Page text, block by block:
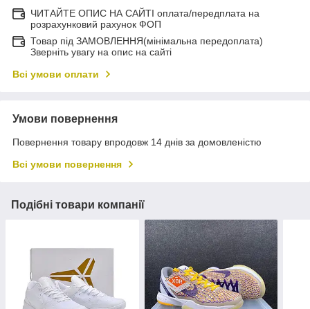
ЧИТАЙТЕ ОПИС НА САЙТІ оплата/передплата на
розрахунковий рахунок ФОП
Товар під ЗАМОВЛЕННЯ(мінімальна передоплата)
Зверніть увагу на опис на сайті
Всі умови оплати
Умови повернення
Повернення товару впродовж 14 днів за домовленістю
Всі умови повернення
Подібні товари компанії